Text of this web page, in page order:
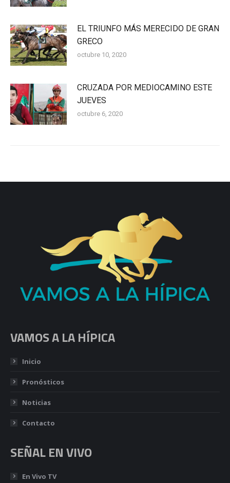
EL TRIUNFO MÁS MERECIDO DE GRAN
GRECO
octubre 10, 2020
CRUZADA POR MEDIOCAMINO ESTE
JUEVES
octubre 6, 2020
VAMOS A LA HÍPICA
Inicio
Pronósticos
Noticias
Contacto
SEÑAL EN VIVO
En Vivo TV